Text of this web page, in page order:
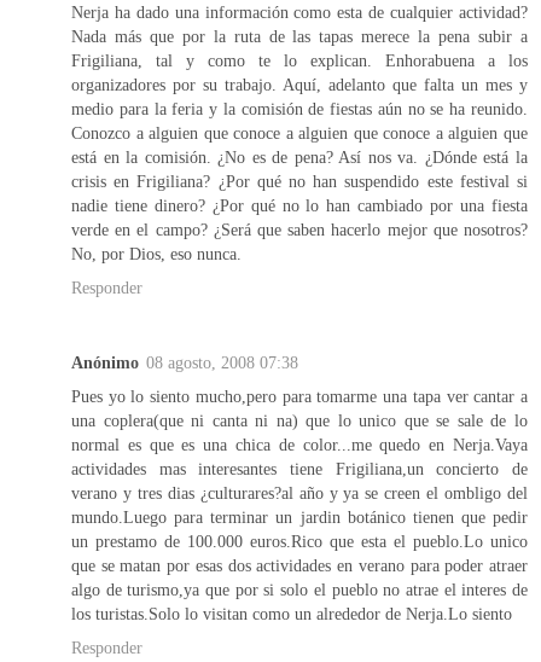
Nerja ha dado una información como esta de cualquier actividad?
Nada más que por la ruta de las tapas merece la pena subir a
Frigiliana, tal y como te lo explican. Enhorabuena a los
organizadores por su trabajo. Aquí, adelanto que falta un mes y
medio para la feria y la comisión de fiestas aún no se ha reunido.
Conozco a alguien que conoce a alguien que conoce a alguien que
está en la comisión. ¿No es de pena? Así nos va. ¿Dónde está la
crisis en Frigiliana? ¿Por qué no han suspendido este festival si
nadie tiene dinero? ¿Por qué no lo han cambiado por una fiesta
verde en el campo? ¿Será que saben hacerlo mejor que nosotros?
No, por Dios, eso nunca.
Responder
Anónimo 08 agosto, 2008 07:38
Pues yo lo siento mucho,pero para tomarme una tapa ver cantar a
una coplera(que ni canta ni na) que lo unico que se sale de lo
normal es que es una chica de color...me quedo en Nerja.Vaya
actividades mas interesantes tiene Frigiliana,un concierto de
verano y tres dias ¿culturares?al año y ya se creen el ombligo del
mundo.Luego para terminar un jardin botánico tienen que pedir
un prestamo de 100.000 euros.Rico que esta el pueblo.Lo unico
que se matan por esas dos actividades en verano para poder atraer
algo de turismo,ya que por si solo el pueblo no atrae el interes de
los turistas.Solo lo visitan como un alrededor de Nerja.Lo siento
Responder